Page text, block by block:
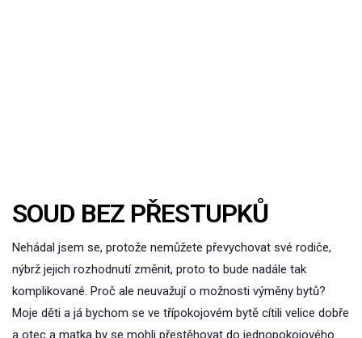
SOUD BEZ PŘESTUPKŮ
Nehádal jsem se, protože nemůžete převychovat své rodiče,
nýbrž jejich rozhodnutí změnit, proto to bude nadále tak
komplikované. Proč ale neuvažují o možnosti výměny bytů?
Moje děti a já bychom se ve třípokojovém bytě cítili velice dobře
a otec a matka by se mohli přestěhovat do jednopokojového